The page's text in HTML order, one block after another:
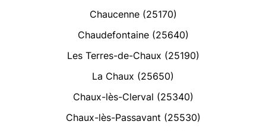
Chaucenne (25170)
Chaudefontaine (25640)
Les Terres-de-Chaux (25190)
La Chaux (25650)
Chaux-lès-Clerval (25340)
Chaux-lès-Passavant (25530)